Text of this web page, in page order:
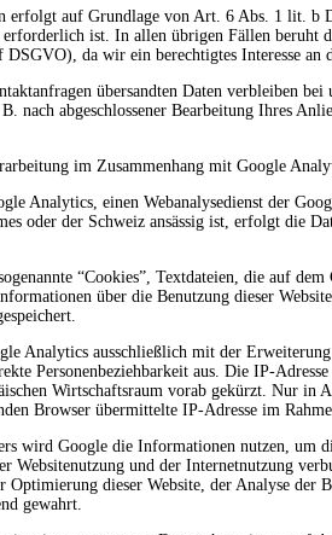
erfolgt auf Grundlage von Art. 6 Abs. 1 lit.
ist. In allen übrigen Fällen
da wir ein berechtigtes Interesse an
übersandten Daten verbleiben
nach abgeschlossener Bearbeitung Ihres
im Zusammenhang mit Google
Analytics, einen Webanalysedienst der
oder der Schweiz ansässig ist, erfolgt die
“Cookies”, Textdateien, die auf
über die Benutzung dieser
Analytics ausschließlich mit der
Personenbeziehbarkeit aus. Die IP-
Wirtschaftsraum vorab gekürzt. Nur in
Browser übermittelte IP-Adresse im
wird Google die Informationen nutzen, um
Websitenutzung und der Internetnutzung
dieser Website, der Analyse der
gewahrt.